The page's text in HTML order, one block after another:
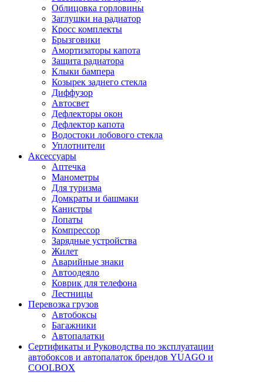
Облицовка горловины
Заглушки на радиатор
Кросс комплекты
Брызговики
Амортизаторы капота
Защита радиатора
Клыки бампера
Козырек заднего стекла
Диффузор
Автосвет
Дефлекторы окон
Дефлектор капота
Водостоки лобового стекла
Уплотнители
Аксессуары
Аптечка
Манометры
Для туризма
Домкраты и башмаки
Канистры
Лопаты
Компрессор
Зарядные устройства
Жилет
Аварийные знаки
Автоодеяло
Коврик для телефона
Лестницы
Перевозка грузов
Автобоксы
Багажники
Автопалатки
Сертификаты и Руководства по эксплуатации
автобоксов и автопалаток брендов YUAGO и
COOLBOX